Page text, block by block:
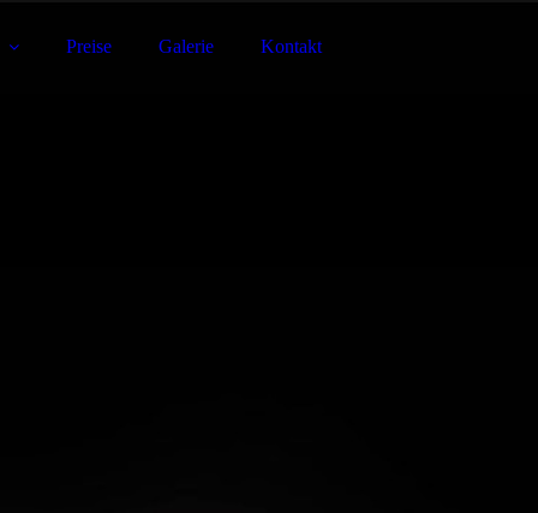
Preise Galerie Kontakt